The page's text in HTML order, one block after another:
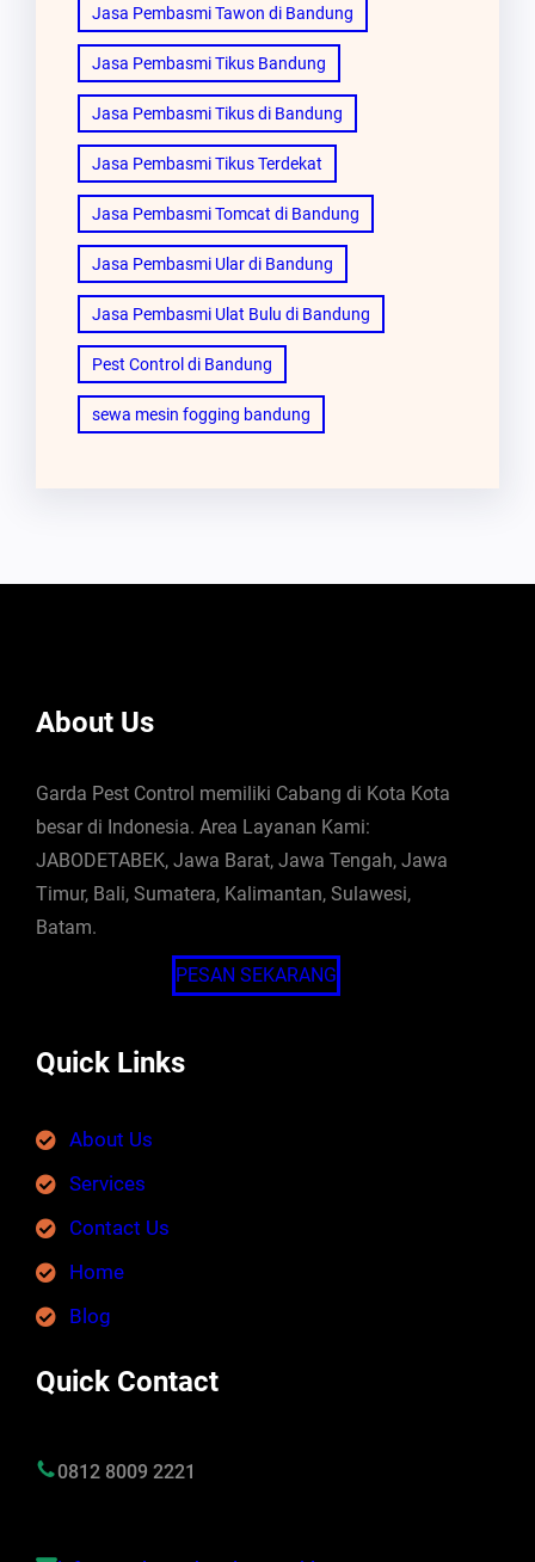
Jasa Pembasmi Tawon di Bandung
Jasa Pembasmi Tikus Bandung
Jasa Pembasmi Tikus di Bandung
Jasa Pembasmi Tikus Terdekat
Jasa Pembasmi Tomcat di Bandung
Jasa Pembasmi Ular di Bandung
Jasa Pembasmi Ulat Bulu di Bandung
Pest Control di Bandung
sewa mesin fogging bandung
About Us
Garda Pest Control memiliki Cabang di Kota Kota
besar di Indonesia. Area Layanan Kami:
JABODETABEK, Jawa Barat, Jawa Tengah, Jawa
Timur, Bali, Sumatera, Kalimantan, Sulawesi,
Batam.
PESAN SEKARANG
Quick Links
About Us
Services
Contact Us
Home
Blog
Quick Contact
0812 8009 2221